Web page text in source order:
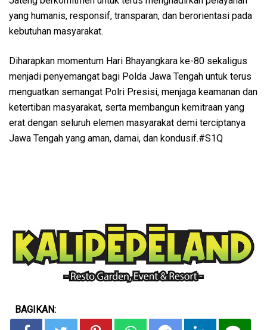
yang humanis, responsif, transparan, dan berorientasi pada
kebutuhan masyarakat.
Diharapkan momentum Hari Bhayangkara ke-80 sekaligus
menjadi penyemangat bagi Polda Jawa Tengah untuk terus
menguatkan semangat Polri Presisi, menjaga keamanan dan
ketertiban masyarakat, serta membangun kemitraan yang
erat dengan seluruh elemen masyarakat demi terciptanya
Jawa Tengah yang aman, damai, dan kondusif.#S1Q
BAGIKAN: